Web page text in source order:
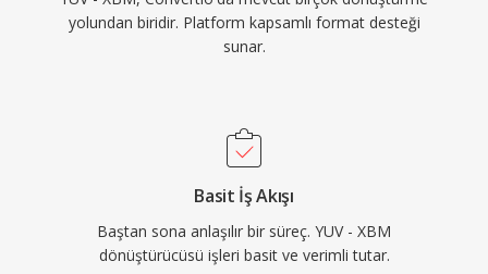
yolundan biridir. Platform kapsamlı format desteği
sunar.
Basit İş Akışı
Baştan sona anlaşılır bir süreç. YUV - XBM
dönüştürücüsü işleri basit ve verimli tutar.